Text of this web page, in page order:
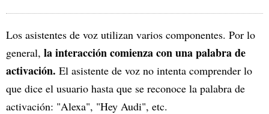
Los asistentes de voz utilizan varios componentes. Por lo
general, la interacción comienza con una palabra de
activación. El asistente de voz no intenta comprender lo
que dice el usuario hasta que se reconoce la palabra de
activación: "Alexa", "Hey Audi", etc.